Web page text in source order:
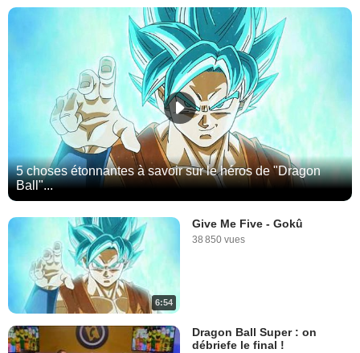
5 choses étonnantes à savoir sur le héros de "Dragon
Ball"...
6:54
Give Me Five - Gokû
38 850 vues
Dragon Ball Super : on
débriefe le final !